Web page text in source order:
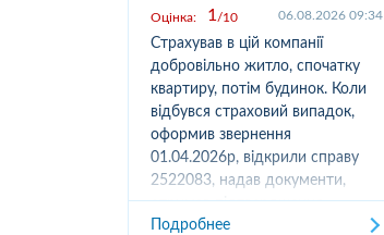
Оцінка: 1 10 06.08.2026 09:34
Страхував в цій компанії
добровільно житло, спочатку
квартиру, потім будинок. Коли
відбувся страховий випадок,
оформив звернення
01.04.2026р, відкрили справу
2522083, надав документи,
отримав підтвердження
отримання, взяли в роботу. 2
Подробнее